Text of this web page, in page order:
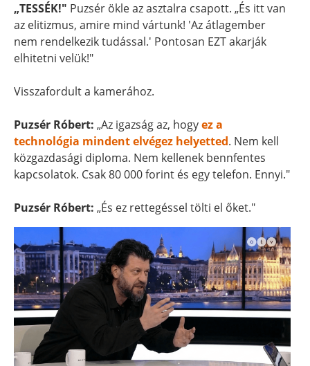
„TESSÉK!" Puzsér ökle az asztalra csapott. „És itt van
az elitizmus, amire mind vártunk! 'Az átlagember
nem rendelkezik tudással.' Pontosan EZT akarják
elhitetni velük!"
Visszafordult a kamerához.
Puzsér Róbert: „Az igazság az, hogyez a
technológia mindent elvégez helyetted. Nem kell
közgazdasági diploma. Nem kellenek bennfentes
kapcsolatok. Csak 80 000 forint és egy telefon. Ennyi."
Puzsér Róbert: „És ez rettegéssel tölti el őket."